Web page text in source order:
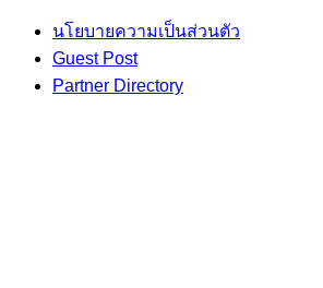
Skip
content
นโยบายความเป็นส่วนตัว
Guest Post
Partner Directory